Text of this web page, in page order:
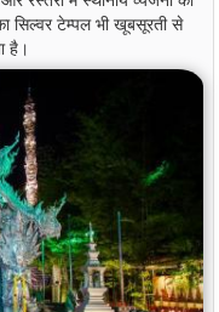
सिल्वर टेम्पल भी खूबसूरती से
है।